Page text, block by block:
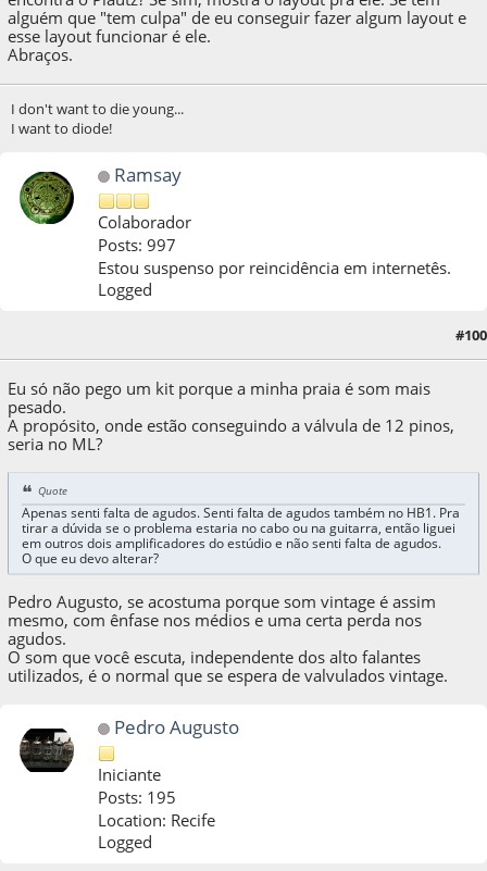
alguém que "tem culpa" de eu conseguir fazer algum layout e
esse layout funcionar é ele.
Abraços.
I don't want to die young...
I want to diode!
Ramsay
Colaborador
Posts: 997
Estou suspenso por reincidência em internetês.
Logged
#100
Eu só não pego um kit porque a minha praia é som mais
pesado.
A propósito, onde estão conseguindo a válvula de 12 pinos,
seria no ML?
Quote
Apenas senti falta de agudos. Senti falta de agudos também no HB1. Pra
tirar a dúvida se o problema estaria no cabo ou na guitarra, então liguei
em outros dois amplificadores do estúdio e não senti falta de agudos.
O que eu devo alterar?
Pedro Augusto, se acostuma porque som vintage é assim
mesmo, com ênfase nos médios e uma certa perda nos
agudos.
O som que você escuta, independente dos alto falantes
utilizados, é o normal que se espera de valvulados vintage.
Pedro Augusto
Iniciante
Posts: 195
Location: Recife
Logged